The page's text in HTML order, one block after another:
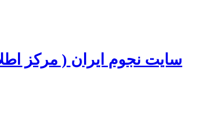
سایت نجوم ایران ( مرکز